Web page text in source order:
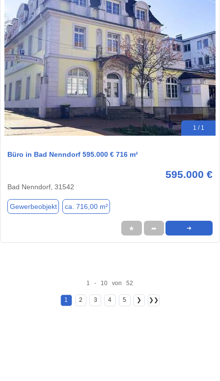
1 / 1
Büro in Bad Nenndorf 595.000 € 716 m²
595.000 €
Bad Nenndorf, 31542
Gewerbeobjekt ca. 716,00 m²
★ ➦ ➜
1 - 10 von 52
1 2 3 4 5 ❯ ❯❯